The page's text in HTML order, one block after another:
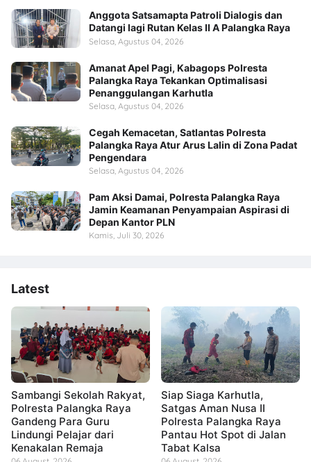
Anggota Satsamapta Patroli Dialogis dan
Datangi lagi Rutan Kelas II A Palangka Raya
Selasa, Agustus 04, 2026
Amanat Apel Pagi, Kabagops Polresta
Palangka Raya Tekankan Optimalisasi
Penanggulangan Karhutla
Selasa, Agustus 04, 2026
Cegah Kemacetan, Satlantas Polresta
Palangka Raya Atur Arus Lalin di Zona Padat
Pengendara
Selasa, Agustus 04, 2026
Pam Aksi Damai, Polresta Palangka Raya
Jamin Keamanan Penyampaian Aspirasi di
Depan Kantor PLN
Kamis, Juli 30, 2026
Latest
Sambangi Sekolah Rakyat,
Polresta Palangka Raya
Gandeng Para Guru
Lindungi Pelajar dari
Kenakalan Remaja
Siap Siaga Karhutla,
Satgas Aman Nusa II
Polresta Palangka Raya
Pantau Hot Spot di Jalan
Tabat Kalsa